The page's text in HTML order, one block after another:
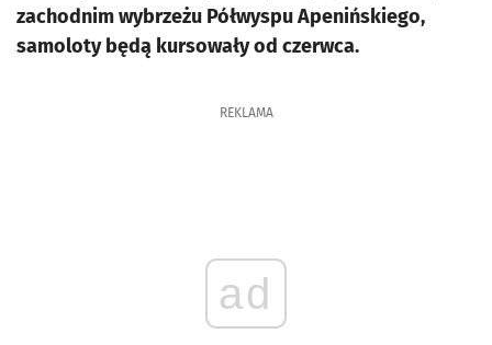
zachodnim wybrzeżu Półwyspu Apenińskiego,
samoloty będą kursowały od czerwca.
REKLAMA
ad